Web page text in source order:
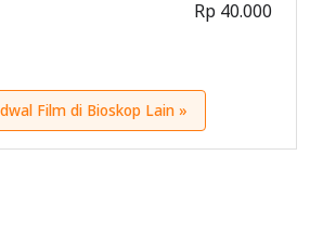
Rp 40.000
Film di Bioskop Lain »